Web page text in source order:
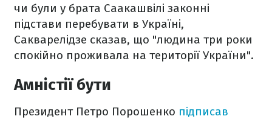
чи були у брата Саакашвілі законні
підстави перебувати в Україні,
Сакварелідзе сказав, що "людина три роки
спокійно проживала на території України".
Амністії бути
Президент Петро Порошенко підписав